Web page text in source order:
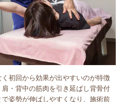
初回から効果が出やすいのが特徴
・背中の筋肉を引き延ばし背骨付
姿勢が伸ばしやすくなり、施術前